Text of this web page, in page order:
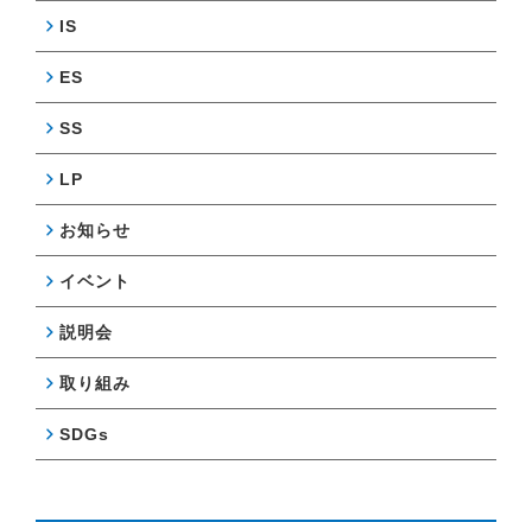
IS
ES
SS
LP
お知らせ
イベント
説明会
取り組み
SDGs